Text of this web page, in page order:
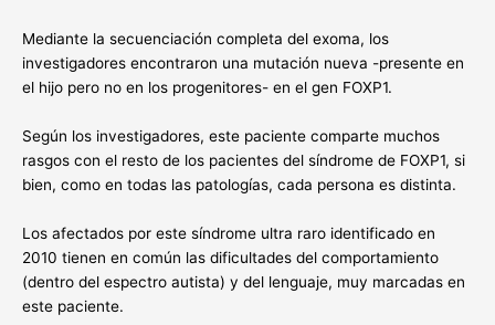
Mediante la secuenciación completa del exoma, los
investigadores encontraron una mutación nueva -presente en
el hijo pero no en los progenitores- en el gen FOXP1.
Según los investigadores, este paciente comparte muchos
rasgos con el resto de los pacientes del síndrome de FOXP1, si
bien, como en todas las patologías, cada persona es distinta.
Los afectados por este síndrome ultra raro identificado en
2010 tienen en común las dificultades del comportamiento
(dentro del espectro autista) y del lenguaje, muy marcadas en
este paciente.